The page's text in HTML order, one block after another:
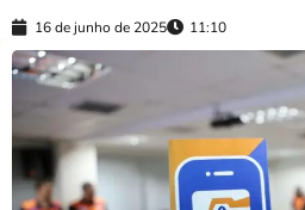
16 de junho de 2025 11:10